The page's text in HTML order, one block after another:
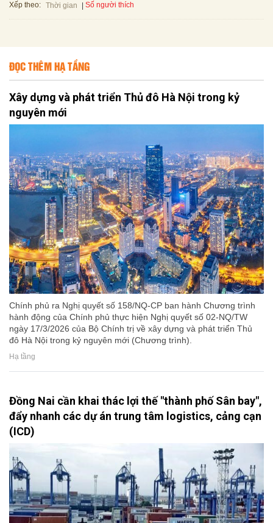
Xếp theo: Thời gian Số người thích
ĐỌC THÊM HẠ TẦNG
Xây dựng và phát triển Thủ đô Hà Nội trong kỷ
nguyên mới
Chính phủ ra Nghị quyết số 158/NQ-CP ban hành Chương trình
hành động của Chính phủ thực hiện Nghị quyết số 02-NQ/TW
ngày 17/3/2026 của Bộ Chính trị về xây dựng và phát triển Thủ
đô Hà Nội trong kỷ nguyên mới (Chương trình).
Hạ tầng
Đồng Nai cần khai thác lợi thế "thành phố Sân bay",
đẩy nhanh các dự án trung tâm logistics, cảng cạn
(ICD)